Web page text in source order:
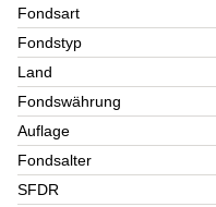
Fondsart
Fondstyp
Land
Fondswährung
Auflage
Fondsalter
SFDR